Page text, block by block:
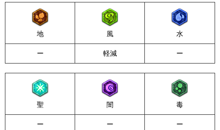
地 風 水
ー 軽減 ー
聖 闇 毒
ー ー ー